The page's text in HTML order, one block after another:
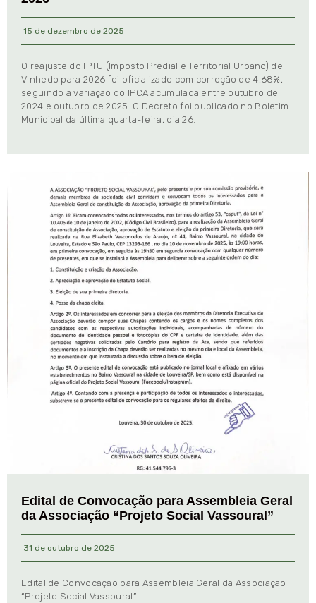
15 de dezembro de 2025
O reajuste do IPTU (Imposto Predial e Territorial Urbano) de
Vinhedo para 2026 foi oficializado com correção de 4,68%,
seguindo a variação do IPCA acumulada entre outubro de
2024 e outubro de 2025. O Decreto foi publicado no Boletim
Municipal da última quarta-feira, dia 26.
Edital de Convocação para Assembleia Geral
da Associação “Projeto Social Vassoural”
31 de outubro de 2025
Edital de Convocação para Assembleia Geral da Associação
“Projeto Social Vassoural”